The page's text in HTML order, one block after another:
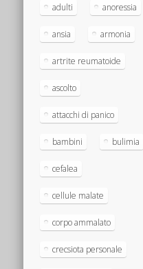
adulti anoressia
ansia armonia
artrite reumatoide
ascolto
attacchi di panico
bambini bulimia
cefalea
cellule malate
corpo ammalato
crecsiota personale